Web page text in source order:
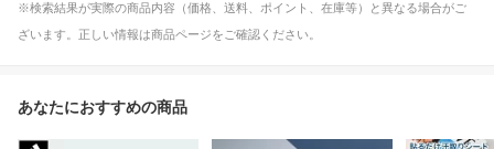
※検索結果が実際の商品内容（価格、送料、ポイント、在庫等）と異なる場合がご
ざいます。正しい情報は商品ページをご確認ください。
あなたにおすすめの商品